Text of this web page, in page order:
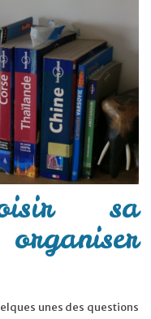
sa
unes des questions